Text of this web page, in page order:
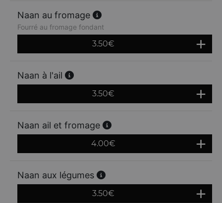
Naan au fromage
Fourré au fromage fondant
3.50€
Naan à l'ail
3.50€
Naan ail et fromage
4.00€
Naan aux légumes
3.50€